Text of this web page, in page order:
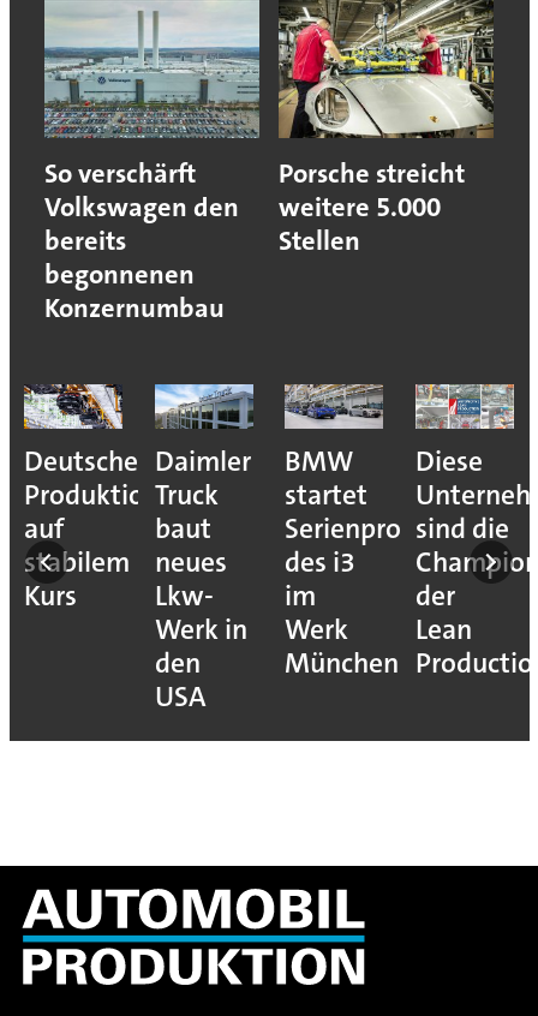
So verschärft
Volkswagen den
bereits
begonnenen
Konzernumbau
Porsche streicht
weitere 5.000
Stellen
Deutsche
Produktion
auf
stabilem
Kurs
Daimler
Truck
baut
neues
Lkw-
Werk in
den
USA
BMW
startet
Serienproduktion
des i3
im
Werk
München
Diese
sind die
der
Lean